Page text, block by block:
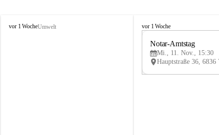
V
vor 1 WocheUmwelt
V
vor 1 Woche
Notar-Amtstag
Mi., 11. Nov., 15:30